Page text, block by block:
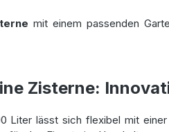
mit einem passenden
Zisterne:
Liter lässt sich flexibel mit